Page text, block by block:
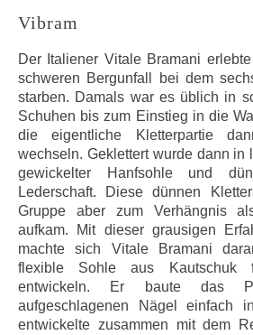
Vibram
Der Italiener Vitale Bramani
schweren Bergunfall bei dem
starben. Damals war es üblich in
Schuhen bis zum Einstieg in die
die eigentliche Kletterpartie
wechseln. Geklettert wurde dann in
gewickelter Hanfsohle und
Lederschaft. Diese dünnen
Gruppe aber zum Verhängnis
aufkam. Mit dieser grausigen
machte sich Vitale Bramani
flexible Sohle aus Kautschuk
entwickeln. Er baute das
aufgeschlagenen Nägel einfach
entwickelte zusammen mit dem